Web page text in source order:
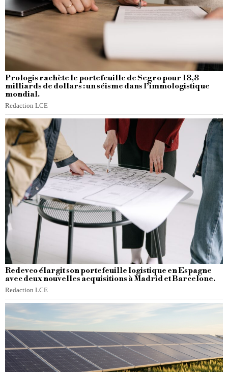
Prologis rachète le portefeuille de Segro pour 18,8
milliards de dollars : un séisme dans l’immologistique
mondial.
Redaction LCE
Redevco élargit son portefeuille logistique en Espagne
avec deux nouvelles acquisitions à Madrid et Barcelone.
Redaction LCE